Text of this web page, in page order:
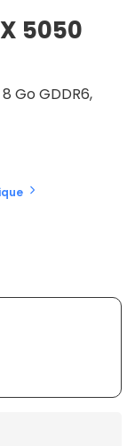
5050
Go GDDR6,